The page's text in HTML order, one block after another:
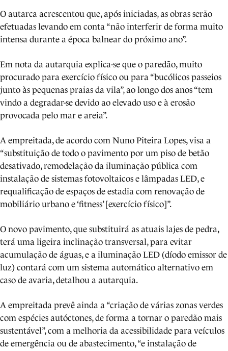
O autarca acrescentou que, após iniciadas, as obras serão
efetuadas levando em conta “não interferir de forma muito
intensa durante a época balnear do próximo ano”.
Em nota da autarquia explica-se que o paredão, muito
procurado para exercício físico ou para “bucólicos passeios
junto às pequenas praias da vila”, ao longo dos anos “tem
vindo a degradar-se devido ao elevado uso e à erosão
provocada pelo mar e areia”.
A empreitada, de acordo com Nuno Piteira Lopes, visa a
“substituição de todo o pavimento por um piso de betão
desativado, remodelação da iluminação pública com
instalação de sistemas fotovoltaicos e lâmpadas LED, e
requalificação de espaços de estadia com renovação de
mobiliário urbano e ‘fitness’ [exercício físico]”.
O novo pavimento, que substituirá as atuais lajes de pedra,
terá uma ligeira inclinação transversal, para evitar
acumulação de águas, e a iluminação LED (díodo emissor de
luz) contará com um sistema automático alternativo em
caso de avaria, detalhou a autarquia.
A empreitada prevê ainda a “criação de várias zonas verdes
com espécies autóctones, de forma a tornar o paredão mais
sustentável”, com a melhoria da acessibilidade para veículos
de emergência ou de abastecimento, “e instalação de